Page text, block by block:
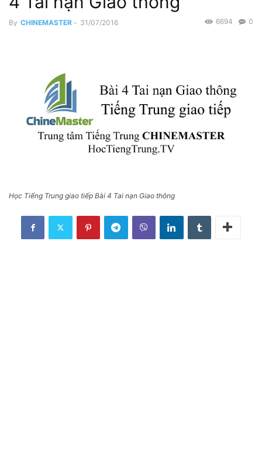
By CHINEMASTER - 31/07/2016 0
6694
Học Tiếng Trung giao tiếp Bài 4 Tai nạn Giao thông